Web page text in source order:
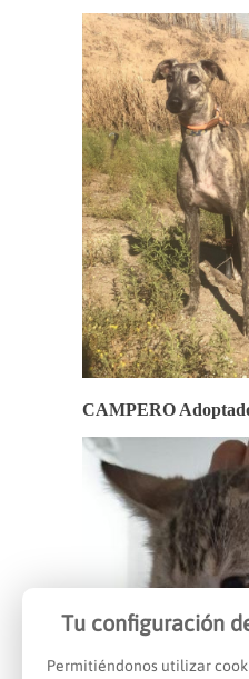
CAMPERO
Tu configuración
Permitiéndonos utilizar